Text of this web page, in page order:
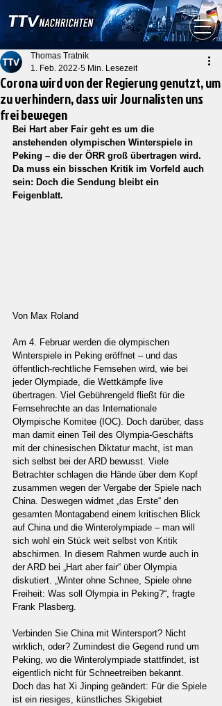
Corona wird von der Regierung genutzt, um
zu verhindern, dass wir Journalisten uns
frei bewegen
Thomas Tratnik
1. Feb. 2022 5 Min. Lesezeit
Bei Hart aber Fair geht es um die
anstehenden olympischen Winterspiele in
Peking – die der ÖRR groß übertragen wird.
Da muss ein bisschen Kritik im Vorfeld auch
sein: Doch die Sendung bleibt ein
Feigenblatt.
Von Max Roland
Am 4. Februar werden die olympischen
Winterspiele in Peking eröffnet – und das
öffentlich-rechtliche Fernsehen wird, wie bei
jeder Olympiade, die Wettkämpfe live
übertragen. Viel Gebührengeld fließt für die
Fernsehrechte an das Internationale
Olympische Komitee (IOC). Doch darüber, dass
man damit einen Teil des Olympia-Geschäfts
mit der chinesischen Diktatur macht, ist man
sich selbst bei der ARD bewusst. Viele
Betrachter schlagen die Hände über dem Kopf
zusammen wegen der Vergabe der Spiele nach
China. Deswegen widmet „das Erste“ den
gesamten Montagabend einem kritischen Blick
auf China und die Winterolympiade – man will
sich wohl ein Stück weit selbst von Kritik
abschirmen. In diesem Rahmen wurde auch in
der ARD bei „Hart aber fair“ über Olympia
diskutiert. „Winter ohne Schnee, Spiele ohne
Freiheit: Was soll Olympia in Peking?“, fragte
Frank Plasberg.
Verbinden Sie China mit Wintersport? Nicht
wirklich, oder? Zumindest die Gegend rund um
Peking, wo die Winterolympiade stattfindet, ist
eigentlich nicht für Schneetreiben bekannt.
Doch das hat Xi Jinping geändert: Für die Spiele
ist ein riesiges, künstliches Skigebiet